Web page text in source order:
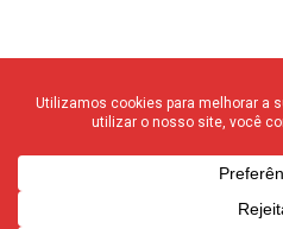
© 2020 F3 Notícias – Todos os direitos